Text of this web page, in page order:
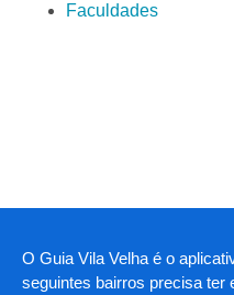
Faculdades
O Guia Vila Velha é o
seguintes bairros precisa ter